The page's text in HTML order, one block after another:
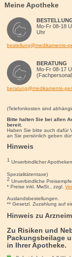
Meine Apotheke
Mo-Fr 08-18
Uhr
bestellung@medikamente-
BERATUNG
Mo-Fr 08-17
beratung@medikamente-
(Telefonkosten sind
Bitte halten Sie bei allen
bereit.
Haben Sie bitte auch dafür
an Sie persönlich geben
Hinweis
1 Unverbindlicher
Spezialitätentaxe)
2 Unverbindliche
* Preise inkl. MwSt., zzgl.
Auslandsbestellungen.
** Gesetzl. Zuzahlung auf
Hinweis zu
Zu Risiken und
Packungsbeilage
in Ihrer Apotheke.